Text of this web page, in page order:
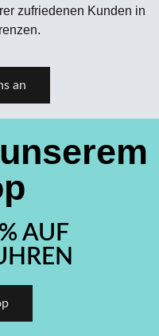
zufriedenen Kunden in
an
AUF